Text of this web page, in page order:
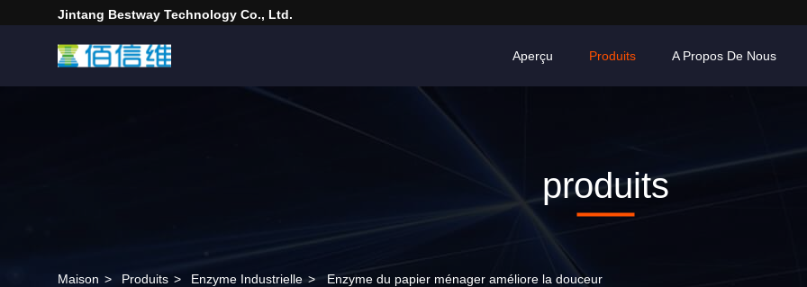
Jintang Bestway Technology Co., Ltd.
Aperçu Produits A Propos De Nous
produits
Maison > Produits > Enzyme Industrielle > Enzyme du papier ménager améliore la douceur